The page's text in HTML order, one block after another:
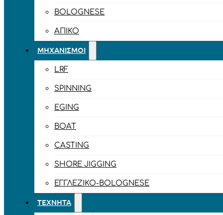
BOLOGNESE
ΑΠΊΚΟ
ΜΗΧΑΝΙΣΜΟΊ
LRF
SPINNING
EGING
BOAT
CASTING
SHORE JIGGING
ΕΓΓΛΈΖΙΚΟ-BOLOGNESE
ΤΕΧΝΗΤΆ